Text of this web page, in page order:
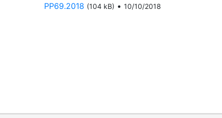
PP69.2018 (104 kB) • 10/10/2018